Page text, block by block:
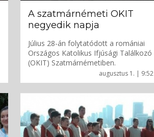
augusztus 1. | 9:52
A szatmárnémeti OKIT
negyedik napja
Július 28-án folytatódott a romániai
Országos Katolikus Ifjúsági Találkozó
(OKIT) Szatmárnémetiben.